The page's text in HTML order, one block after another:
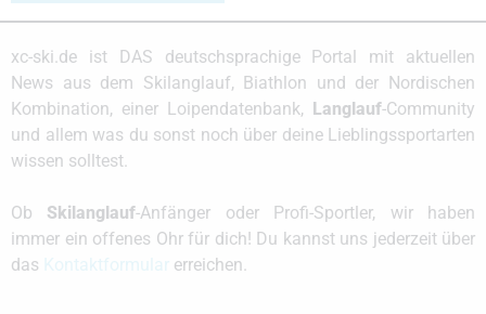
xc-ski.de ist DAS deutschsprachige Portal mit aktuellen
News aus dem Skilanglauf, Biathlon und der Nordischen
Kombination, einer Loipendatenbank,
Langlauf-Community
und allem was du sonst noch über deine Lieblingssportarten
wissen solltest.
Ob Skilanglauf-Anfänger oder Profi-Sportler, wir haben
immer ein offenes Ohr für dich! Du kannst uns jederzeit über
das
erreichen.